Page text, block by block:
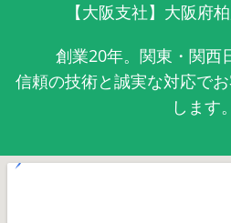
【大阪支社】大阪府
創業20年。関東・関西
信頼の技術と誠実な対応で
します。